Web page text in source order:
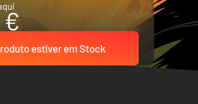
€
estiver em Stock